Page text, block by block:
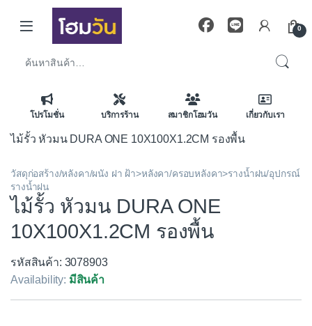
Skip to navigation
Skip to content
0
โปรโมชั่น บริการร้าน สมาชิกโฮมวัน เกี่ยวกับเรา
ไม้รั้ว หัวมน DURA ONE 10X100X1.2CM รองพื้น
วัสดุก่อสร้าง/หลังคา/ผนัง ฝา ฝ้า>หลังคา/ครอบหลังคา>รางน้ำฝน/อุปกรณ์
รางน้ำฝน
ไม้รั้ว หัวมน DURA ONE
10X100X1.2CM รองพื้น
รหัสสินค้า: 3078903
Availability: มีสินค้า